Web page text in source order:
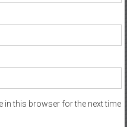
in this browser for the next time